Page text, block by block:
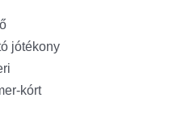
jótékony
kórt